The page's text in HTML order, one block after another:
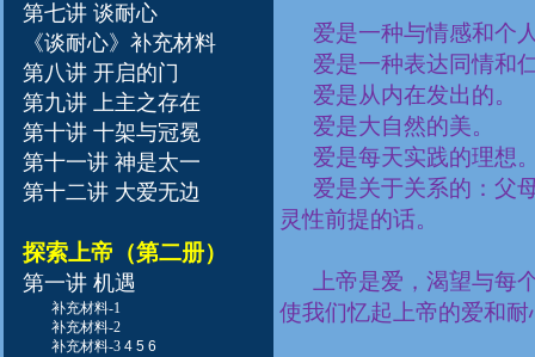
第七讲 谈耐心
《谈耐心》补充材料
第八讲 开启的门
第九讲 上主之存在
第十讲 十架与冠冕
第十一讲 神是太一
第十二讲 大爱无边
探索上帝（第二册）
第一讲 机遇
补充材料-1
补充材料-2
补充材料-3 4 5 6
爱是一种与情感和个
爱是一种表达同情和
爱是从内在发出的。
爱是大自然的美。
爱是每天实践的理想
爱是关于关系的：父
灵性前提的话。
上帝是爱，渴望与每
使我们忆起上帝的爱和耐